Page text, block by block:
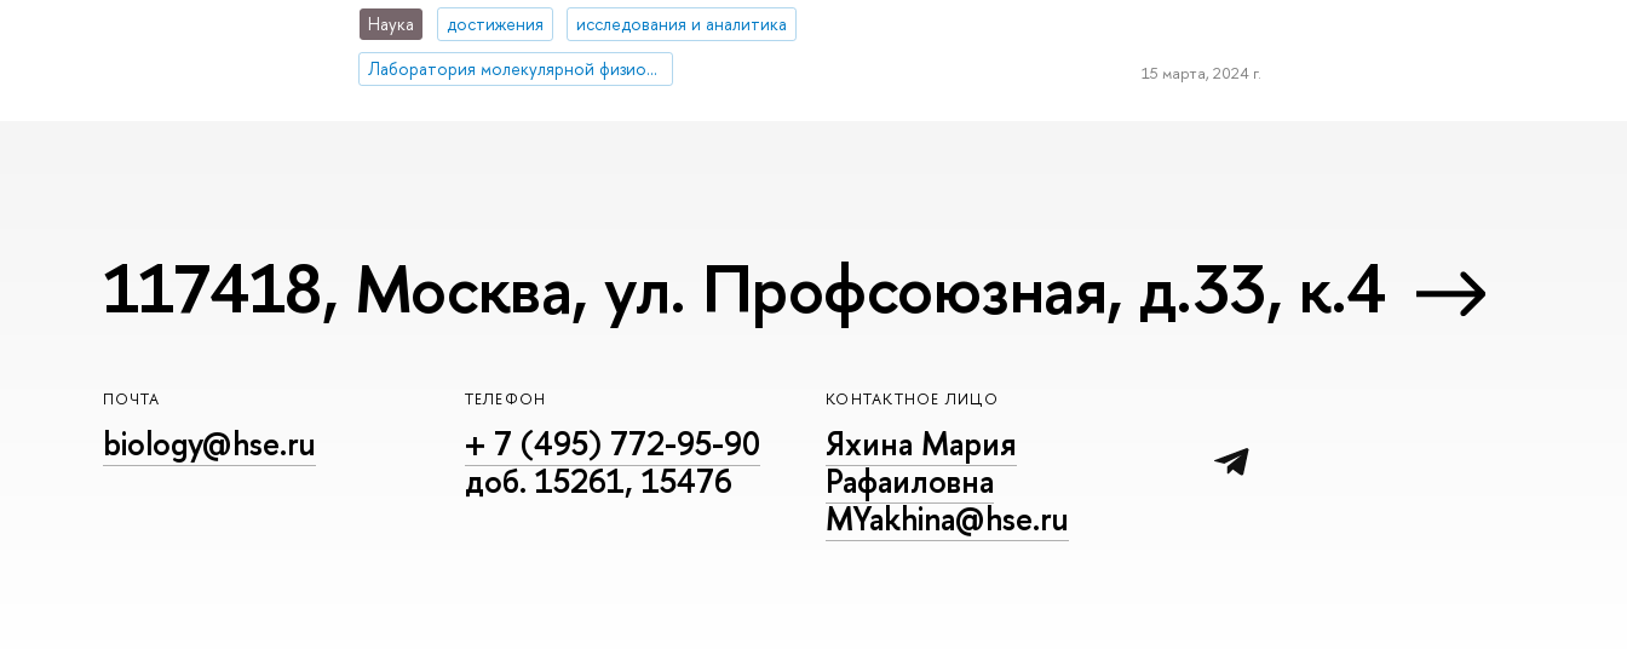
Наука достижения
исследования и аналитика
Лаборатория молекулярной физиологии
15 марта, 2024 г.
117418, Москва, ул. Профсоюзная, д.33, к.4
ПОЧТА
biology@hse.ru
ТЕЛЕФОН
+ 7 (495) 772-95-90
доб. 15261, 15476
КОНТАКТНОЕ ЛИЦО
Яхина Мария
Рафаиловна
MYakhina@hse.ru